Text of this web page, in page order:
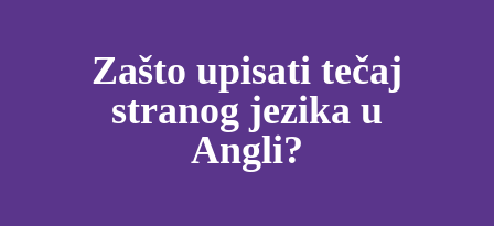
Zašto upisati tečaj
stranog jezika u
Angli?